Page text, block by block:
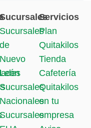
Sucursales
de
Nuevo
Nacionales
Servicios
Plan
Quitakilos
Tienda
Cafetería
Quitakilos
en tu
empresa